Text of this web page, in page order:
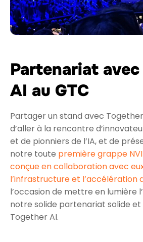
Partenariat
AI au GTC
Partager un stand avec
d’aller à la rencontre
et de pionniers de l’IA, et de
notre toute première grappe
conçue en collaboration avec
l’infrastructure et l’accélération
l’occasion de mettre en lumière
notre solide partenariat solide
Together AI.